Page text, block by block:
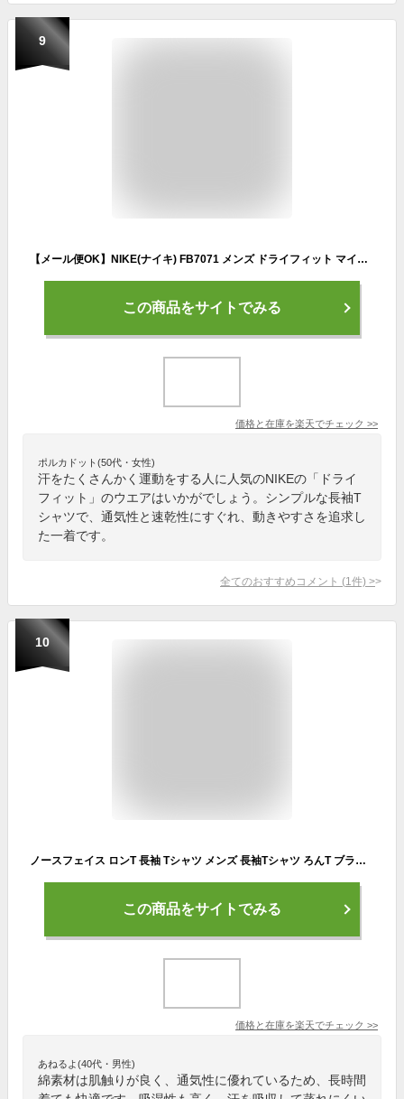
9
【メール便OK】NIKE(ナイキ) FB7071 メンズ ドライフィット マイラー トップ ロングスリーブ 長袖シャツ ランニング
この商品をサイトでみる
価格と在庫を楽天でチェック >>
ポルカドット(50代・女性)
汗をたくさんかく運動をする人に人気のNIKEの「ドライ
フィット」のウエアはいかがでしょう。シンプルな長袖T
シャツで、通気性と速乾性にすぐれ、動きやすさを追求し
た一着です。
全てのおすすめコメント (1 件) >
10
ノースフェイス ロンT 長袖 Tシャツ メンズ 長袖Tシャツ ろんT ブランド 長袖シャツ ロンティー バックプリント THE NORTH FACE ハーフドーム Backprint Tee ロングTシャツ 2025 新作 夏 レディース 大きいサイズ 黒 白 ブラック ホワイト S M L XL LL 2L 3L 4L XXL 2XL 綿
この商品をサイトでみる
価格と在庫を楽天でチェック >>
あねるよ(40代・男性)
綿素材は肌触りが良く、通気性に優れているため、長時間